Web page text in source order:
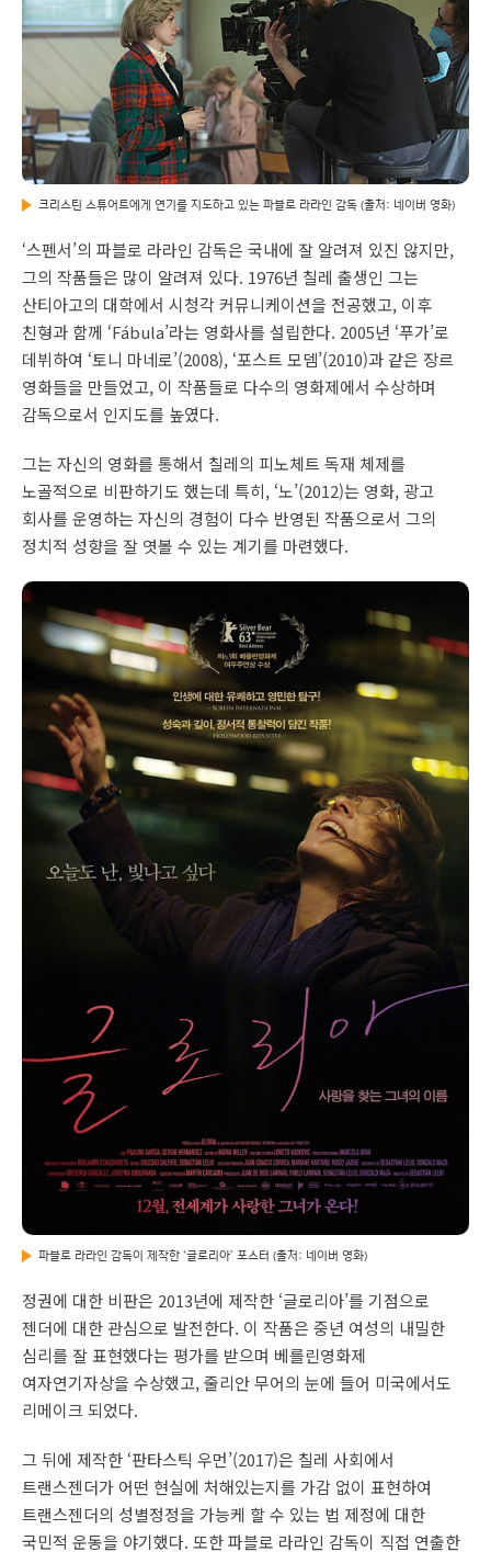
크리스틴 스튜어트에게 연기를 지도하고 있는 파블로 라라인 감독 (출처: 네이버 영화)
‘스펜서’의 파블로 라라인 감독은 국내에 잘 알려져 있진 않지만,
그의 작품들은 많이 알려져 있다. 1976년 칠레 출생인 그는
산티아고의 대학에서 시청각 커뮤니케이션을 전공했고, 이후
친형과 함께 ‘Fábula’라는 영화사를 설립한다. 2005년 ‘푸가’로
데뷔하여 ‘토니 마네로’(2008), ‘포스트 모뎀’(2010)과 같은 장르
영화들을 만들었고, 이 작품들로 다수의 영화제에서 수상하며
감독으로서 인지도를 높였다.
그는 자신의 영화를 통해서 칠레의 피노체트 독재 체제를
노골적으로 비판하기도 했는데 특히, ‘노’(2012)는 영화, 광고
회사를 운영하는 자신의 경험이 다수 반영된 작품으로서 그의
정치적 성향을 잘 엿볼 수 있는 계기를 마련했다.
파블로 라라인 감독이 제작한 ‘글로리아’ 포스터 (출처: 네이버 영화)
정권에 대한 비판은 2013년에 제작한 ‘글로리아’를 기점으로
젠더에 대한 관심으로 발전한다. 이 작품은 중년 여성의 내밀한
심리를 잘 표현했다는 평가를 받으며 베를린영화제
여자연기자상을 수상했고, 줄리안 무어의 눈에 들어 미국에서도
리메이크 되었다.
그 뒤에 제작한 ‘판타스틱 우먼’(2017)은 칠레 사회에서
트랜스젠더가 어떤 현실에 처해있는지를 가감 없이 표현하여
트랜스젠더의 성별정정을 가능케 할 수 있는 법 제정에 대한
국민적 운동을 야기했다. 또한 파블로 라라인 감독이 직접 연출한